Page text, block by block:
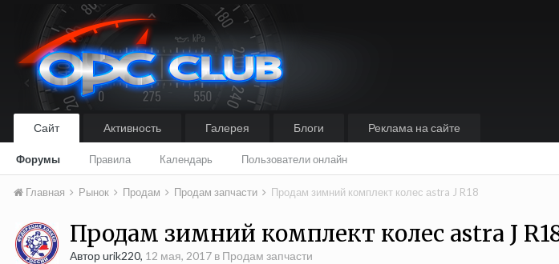
Сайт
Форумы Правила Календарь Пользователи онлайн
Активность Галерея Блоги Реклама на сайте
Главная Рынок Продам Продам запчасти Продам зимний комплект колес аstra J R18
Продам зимний комплект колес аstra J
Автор urik220, 12 мая, 2017 в Продам запчасти